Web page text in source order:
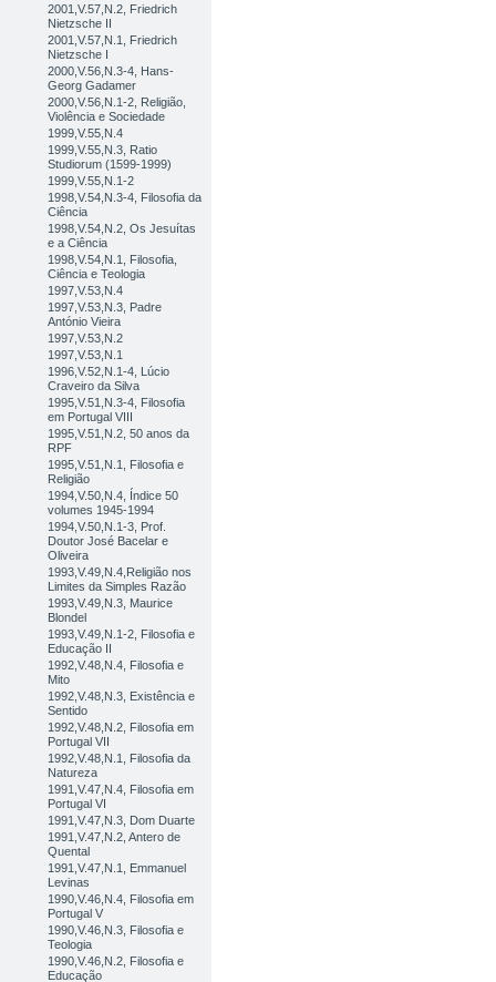
2001,V.57,N.2, Friedrich
Nietzsche II
2001,V.57,N.1, Friedrich
Nietzsche I
2000,V.56,N.3-4, Hans-
Georg Gadamer
2000,V.56,N.1-2, Religião,
Violência e Sociedade
1999,V.55,N.4
1999,V.55,N.3, Ratio
Studiorum (1599-1999)
1999,V.55,N.1-2
1998,V.54,N.3-4, Filosofia da
Ciência
1998,V.54,N.2, Os Jesuítas
e a Ciência
1998,V.54,N.1, Filosofia,
Ciência e Teologia
1997,V.53,N.4
1997,V.53,N.3, Padre
António Vieira
1997,V.53,N.2
1997,V.53,N.1
1996,V.52,N.1-4, Lúcio
Craveiro da Silva
1995,V.51,N.3-4, Filosofia
em Portugal VIII
1995,V.51,N.2, 50 anos da
RPF
1995,V.51,N.1, Filosofia e
Religião
1994,V.50,N.4, Índice 50
volumes 1945-1994
1994,V.50,N.1-3, Prof.
Doutor José Bacelar e
Oliveira
1993,V.49,N.4,Religião nos
Limites da Simples Razão
1993,V.49,N.3, Maurice
Blondel
1993,V.49,N.1-2, Filosofia e
Educação II
1992,V.48,N.4, Filosofia e
Mito
1992,V.48,N.3, Existência e
Sentido
1992,V.48,N.2, Filosofia em
Portugal VII
1992,V.48,N.1, Filosofia da
Natureza
1991,V.47,N.4, Filosofia em
Portugal VI
1991,V.47,N.3, Dom Duarte
1991,V.47,N.2, Antero de
Quental
1991,V.47,N.1, Emmanuel
Levinas
1990,V.46,N.4, Filosofia em
Portugal V
1990,V.46,N.3, Filosofia e
Teologia
1990,V.46,N.2, Filosofia e
Educação